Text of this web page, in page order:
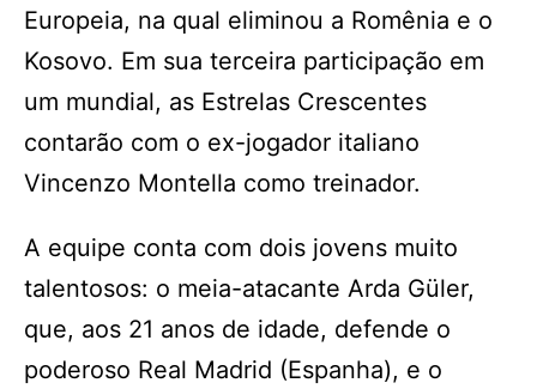
Europeia, na qual eliminou a Romênia e o
Kosovo. Em sua terceira participação em
um mundial, as Estrelas Crescentes
contarão com o ex-jogador italiano
Vincenzo Montella como treinador.
A equipe conta com dois jovens muito
talentosos: o meia-atacante Arda Güler,
que, aos 21 anos de idade, defende o
poderoso Real Madrid (Espanha), e o